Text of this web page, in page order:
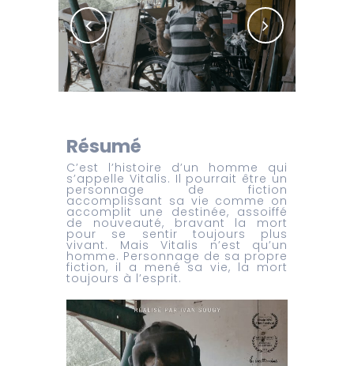
Résumé
C’est l’histoire d’un homme qui
s’appelle Vitalis. Il pourrait être un
personnage de fiction
accomplissant sa vie comme on
accomplit une destinée, assoiffé
de nouveauté, bravant la mort
pour se sentir toujours plus
vivant. Mais Vitalis n’est qu’un
homme. Personnage de sa propre
fiction, il a mené sa vie, la mort
toujours à l’esprit.